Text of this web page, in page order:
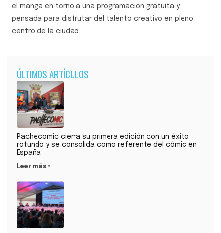
el manga en torno a una programación gratuita y
pensada para disfrutar del talento creativo en pleno
centro de la ciudad.
ÚLTIMOS ARTÍCULOS
Pachecomic cierra su primera edición con un éxito
rotundo y se consolida como referente del cómic en
España
Leer más »